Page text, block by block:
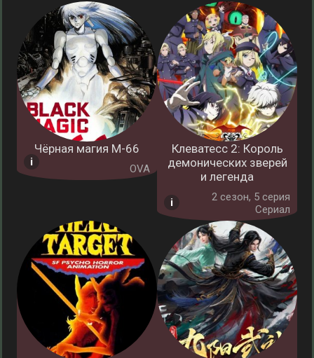
Чёрная магия М-66
OVA
Клеватесс 2: Король
демонических зверей
и легенда
2 cезон, 5 серия
Сериал